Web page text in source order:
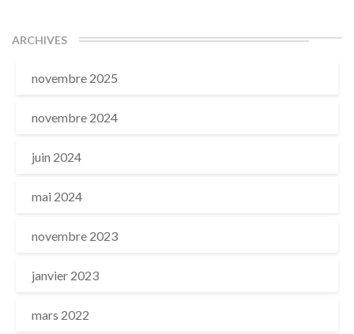
ARCHIVES
novembre 2025
novembre 2024
juin 2024
mai 2024
novembre 2023
janvier 2023
mars 2022